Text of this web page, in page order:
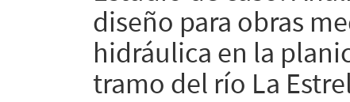
diseño para obras
hidráulica en la
tramo del río La